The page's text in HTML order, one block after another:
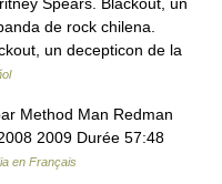
de rock chilena.
un decepticon de la
Method Man Redman
2009 Durée 57:48
en Français